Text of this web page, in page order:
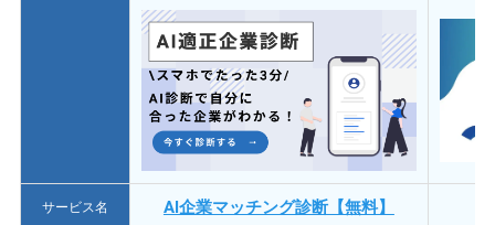
サービス名 AI企業マッチング診断【無料】